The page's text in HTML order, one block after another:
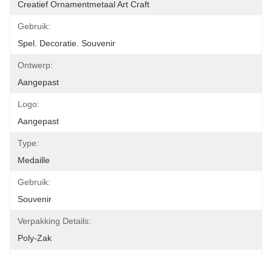
Creatief Ornamentmetaal Art Craft
Gebruik:
Spel. Decoratie. Souvenir
Ontwerp:
Aangepast
Logo:
Aangepast
Type:
Medaille
Gebruik:
Souvenir
Verpakking Details:
Poly-Zak